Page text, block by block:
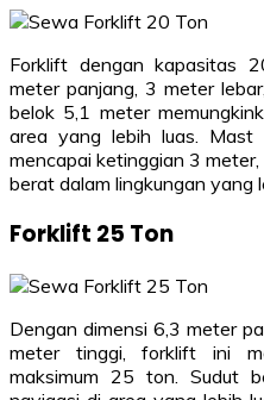
Forklift dengan kapasitas
meter panjang, 3 meter
belok 5,1 meter
area yang lebih luas.
mencapai ketinggian 3
berat dalam lingkungan yang
Forklift 25 Ton
Dengan dimensi 6,3 meter
meter tinggi, forklift ini
maksimum 25 ton. Sudut